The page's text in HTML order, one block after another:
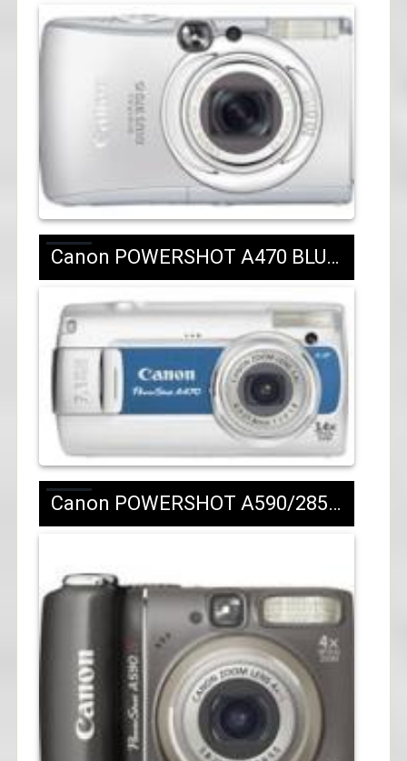
Canon POWERSHOT A470 BLUE/RED/GREEN/GREY/214 лв.с ДДС
Canon POWERSHOT A590/285 лв.с ДДС